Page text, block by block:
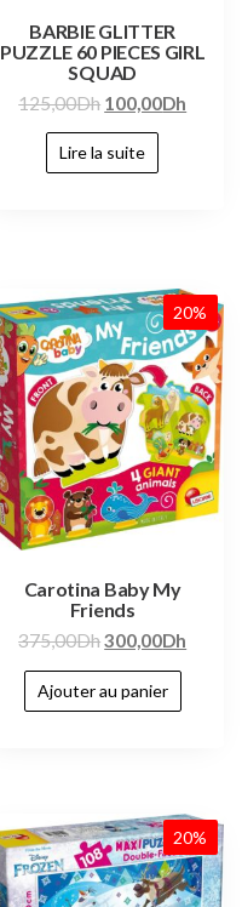
BARBIE GLITTER
PUZZLE 60 PIECES GIRL
SQUAD
125,00Dh 100,00Dh
Lire la suite
20%
Carotina Baby My
Friends
375,00Dh300,00Dh
Ajouter au panier
20%